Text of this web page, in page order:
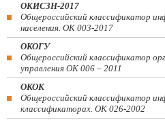
ОКИСЗН-2017
Общероссийский классификатор
населения. ОК 003-2017
ОКОГУ
Общероссийский классификатор
управления ОК 006 – 2011
ОКОК
Общероссийский классификатор
классификаторах. ОК 026-2002